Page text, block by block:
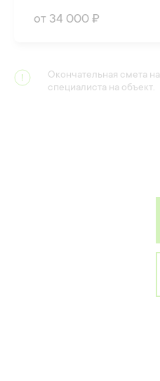
от 34 000 ₽
Окончательная смета
специалиста на объект.